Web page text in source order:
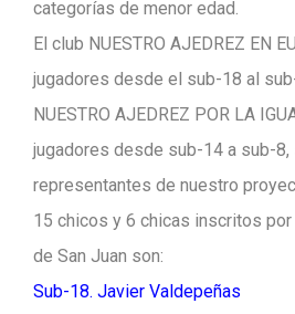
categorías de menor edad.
El club NUESTRO AJEDREZ EN
jugadores desde el sub-18 al
NUESTRO AJEDREZ POR LA
jugadores desde sub-14 a sub-8,
representantes de nuestro
15 chicos y 6 chicas inscritos
de San Juan son:
Sub-18. Javier Valdepeñas